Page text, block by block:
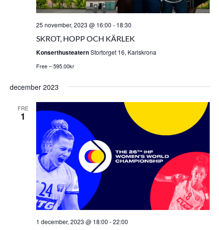
25 november, 2023 @ 16:00 - 18:30
SKROT, HOPP OCH KÄRLEK
KonserthusteaternStortorget 16, Karlskrona
Free – 595.00kr
december 2023
FRE
1
1 december, 2023 @ 18:00 -22:00